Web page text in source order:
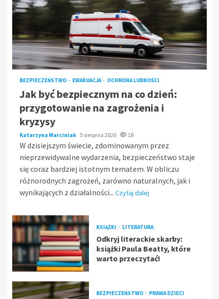
BEZPIECZEŃSTWO EWAKUACJA OCHRONA LUDNOŚCI
Jak być bezpiecznym na co dzień:
przygotowanie na zagrożenia i
kryzysy
Katarzyna Marciniak 5 sierpnia 2026 18
W dzisiejszym świecie, zdominowanym przez
nieprzewidywalne wydarzenia, bezpieczeństwo staje
się coraz bardziej istotnym tematem. W obliczu
różnorodnych zagrożeń, zarówno naturalnych, jak i
wynikających z działalności... Czytaj dalej
KSIĄŻKI LITERATURA
Odkryj literackie skarby:
książki Paula Beatty, które
warto przeczytać!
BEZPIECZEŃSTWO PRAWA DZIECI